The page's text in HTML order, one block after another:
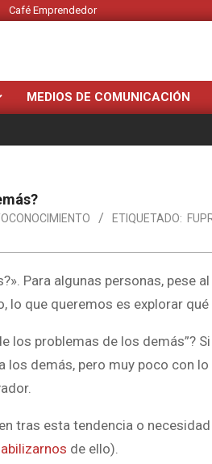
Café Emprendedor
MEDIOS DE COMUNICACIÓN
ETIQUETADO:
Para algunas personas, pese
lo que queremos es explorar
los problemas de los demás”?
los demás, pero muy poco con
tras esta tendencia o
de ello).